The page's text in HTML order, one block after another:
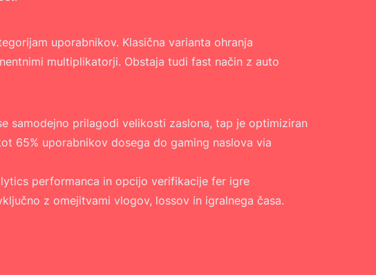
uporabnikov. Klasična varianta ohranja
multiplikatorji. Obstaja tudi fast način z auto
samodejno prilagodi velikosti zaslona, tap je optimiziran
65% uporabnikov dosega do gaming naslova via
performanca in opcijo verifikacije fer igre
z omejitvami vlogov, lossov in igralnega časa.